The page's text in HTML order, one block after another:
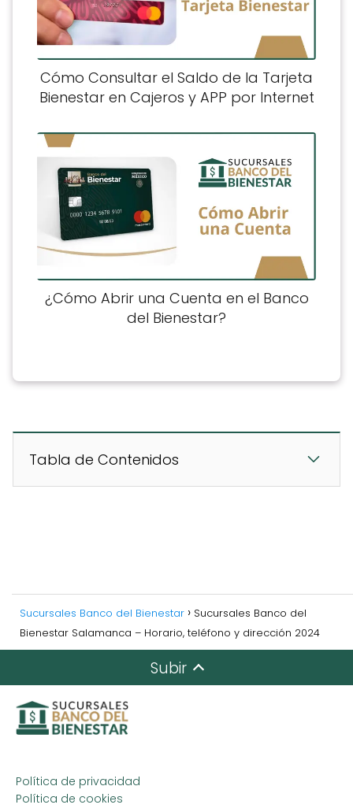
Cómo Consultar el Saldo de la Tarjeta
Bienestar en Cajeros y APP por Internet
¿Cómo Abrir una Cuenta en el Banco
del Bienestar?
Tabla de Contenidos
Sucursales Banco del Bienestar
Sucursales Banco del
Bienestar Salamanca – Horario, teléfono y dirección 2024
Subir
Política de privacidad
Política de cookies